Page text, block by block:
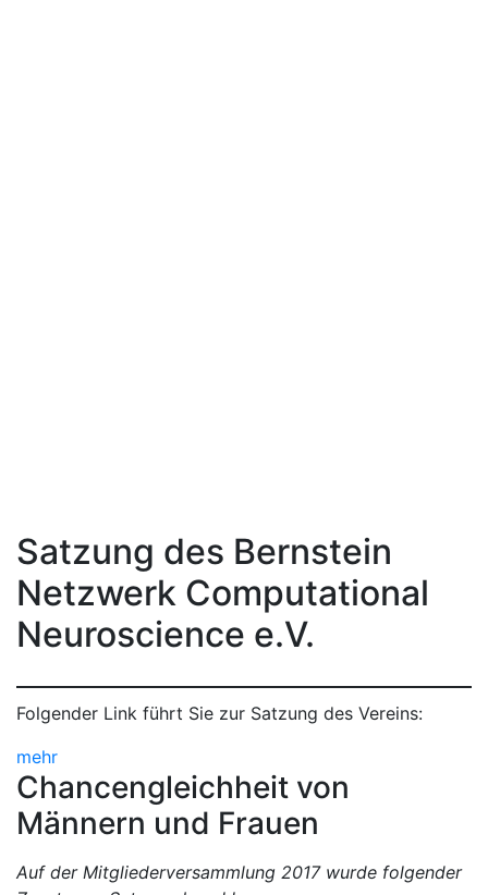
Satzung des Bernstein
Netzwerk Computational
Neuroscience e.V.
Folgender Link führt Sie zur Satzung des Vereins:
mehr
Chancengleichheit von
Männern und Frauen
Auf der Mitgliederversammlung 2017 wurde folgender